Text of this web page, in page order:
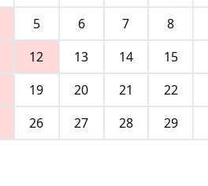
5 6 7 8
12 13 14 15
19 20 21 22
26 27 28 29